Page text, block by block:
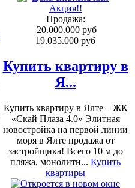
Продажа:
20.000.000 руб
19.035.000 руб
Купить квартиру в
Я...
Купить квартиру в Ялте – ЖК
«Скай Плаза 4.0» Элитная
новостройка на первой линии
моря в Ялте продажа от
застройщика! Всего 10 м до
пляжа, монолитн... Купить
квартиры